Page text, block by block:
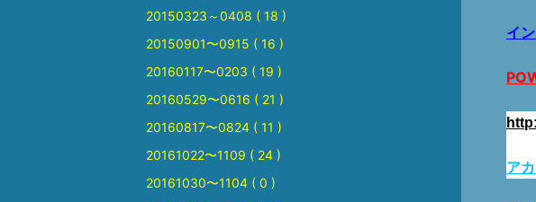
イ
ア
20150323～0408 ( 18 )
20150901〜0915 ( 16 )
20160117〜0203 ( 19 )
20160529〜0616 ( 21 )
20160817〜0824 ( 11 )
20161022〜1109 ( 24 )
20161030〜1104 ( 0 )